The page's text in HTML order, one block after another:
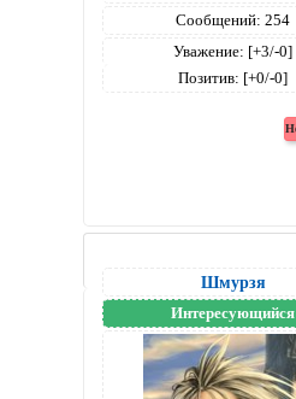
Сообщений: 254
Уважение: [+3/-0]
Позитив: [+0/-0]
Шмурзя
Интересующийся